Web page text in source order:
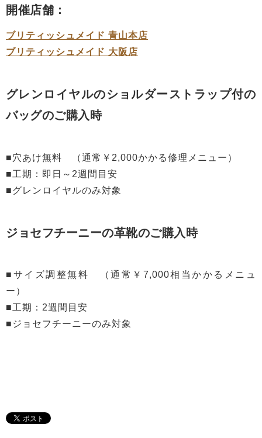
開催店舗：
ブリティッシュメイド 青山本店
ブリティッシュメイド 大阪店
グレンロイヤルのショルダーストラップ付の
バッグのご購入時
■穴あけ無料 （通常￥2,000かかる修理メニュー）
■工期：即日～2週間目安
■グレンロイヤルのみ対象
ジョセフチーニーの革靴のご購入時
■サイズ調整無料 （通常￥7,000相当かかるメニュ
ー）
■工期：2週間目安
■ジョセフチーニーのみ対象